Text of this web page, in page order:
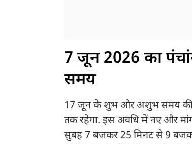
7 जून 2026 का
समय
17 जून के शुभ और अशुभ समय की
तक रहेगा. इस अवधि में नए और
सुबह 7 बजकर 25 मिनट से 9